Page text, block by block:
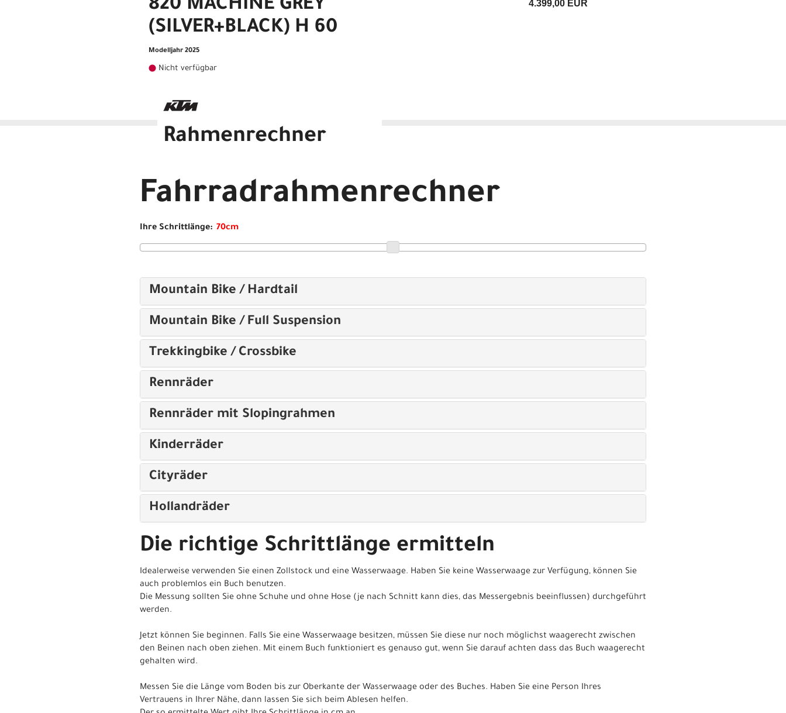
820 MACHINE GREY
(SILVER+BLACK) H 60
Modelljahr 2025
Nicht verfügbar
4.399,00 EUR
Rahmenrechner
Fahrradrahmenrechner
Ihre Schrittlänge:
Mountain Bike / Hardtail
Mountain Bike / Full Suspension
Trekkingbike / Crossbike
Rennräder
Rennräder mit Slopingrahmen
Kinderräder
Cityräder
Hollandräder
Die richtige Schrittlänge ermitteln
Idealerweise verwenden Sie einen Zollstock und eine Wasserwaage. Haben Sie keine Wasserwaage zur Verfügung, können Sie
auch problemlos ein Buch benutzen.
Die Messung sollten Sie ohne Schuhe und ohne Hose (je nach Schnitt kann dies, das Messergebnis beeinflussen) durchgeführt
werden.
Jetzt können Sie beginnen. Falls Sie eine Wasserwaage besitzen, müssen Sie diese nur noch möglichst waagerecht zwischen
den Beinen nach oben ziehen. Mit einem Buch funktioniert es genauso gut, wenn Sie darauf achten dass das Buch waagerecht
gehalten wird.
Messen Sie die Länge vom Boden bis zur Oberkante der Wasserwaage oder des Buches. Haben Sie eine Person Ihres
Vertrauens in Ihrer Nähe, dann lassen Sie sich beim Ablesen helfen.